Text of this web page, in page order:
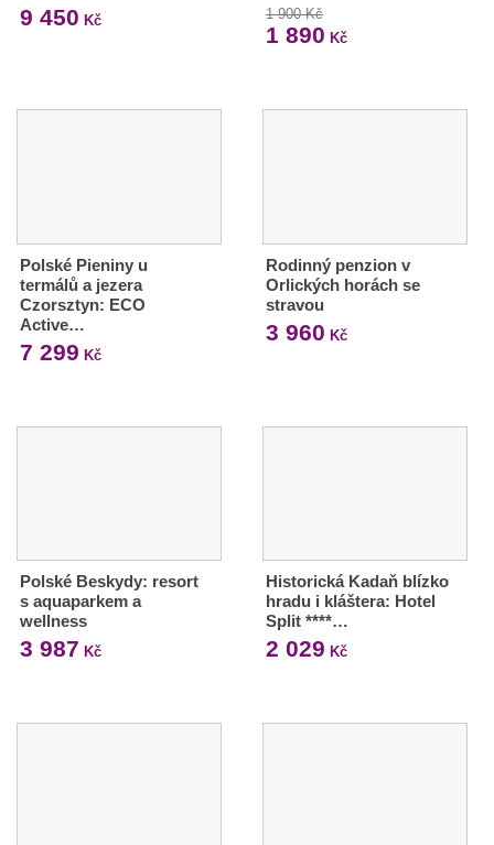
9 450 Kč 1 900 Kč
1 890 Kč
Polské Pieniny u
termálů a jezera
Czorsztyn: ECO
Active…
7 299 Kč
Rodinný penzion v
Orlických horách se
stravou
3 960 Kč
Polské Beskydy: resort
s aquaparkem a
wellness
3 987 Kč
Historická Kadaň blízko
hradu i kláštera: Hotel
Split ****…
2 029 Kč